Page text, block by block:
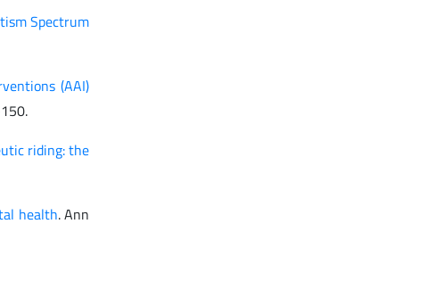
Spectrum
(AAI)
riding: the
health. Ann